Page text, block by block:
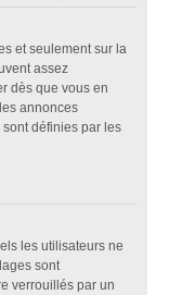
et seulement sur la
assez
dès que vous en
annonces
définies par les
les utilisateurs ne
sont
verrouillés par un